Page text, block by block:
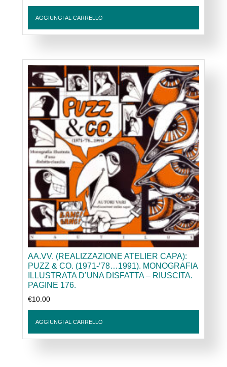
AGGIUNGI AL CARRELLO
AA.VV. (REALIZZAZIONE ATELIER CAPA):
PUZZ & CO. (1971-’78…1991). MONOGRAFIA
ILLUSTRATA D’UNA DISFATTA – RIUSCITA.
PAGINE 176.
€10.00
AGGIUNGI AL CARRELLO